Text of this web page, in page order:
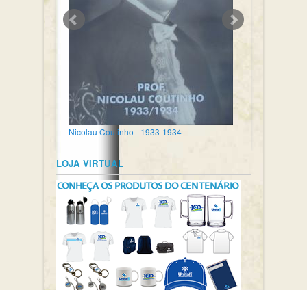
Nicolau Coutinho - 1933-1934
LOJA VIRTUAL